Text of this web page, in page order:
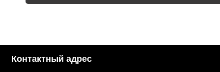
Контактный адрес